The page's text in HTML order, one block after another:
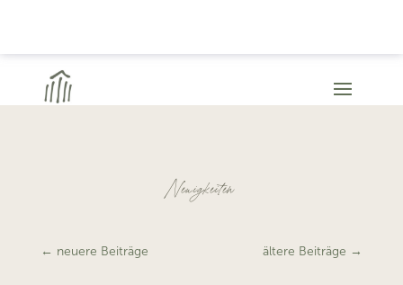
Neuigkeiten
← neuere Beiträge ältere Beiträge →